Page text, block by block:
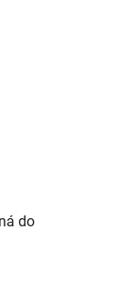
do